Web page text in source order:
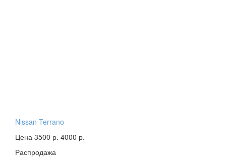
Nissan Terrano
Цена 3500 р. 4000 р.
Распродажа